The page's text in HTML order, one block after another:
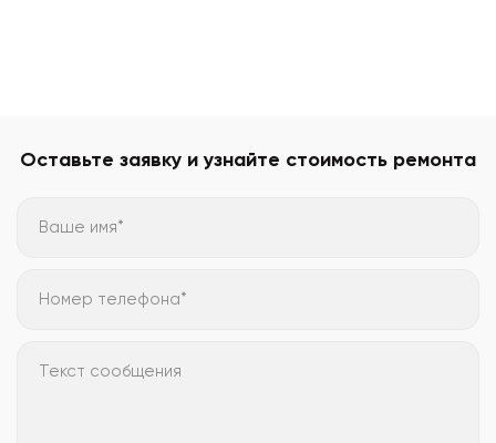
Оставьте заявку и узнайте стоимость ремонта
Ваше имя*
Номер телефона*
Текст сообщения